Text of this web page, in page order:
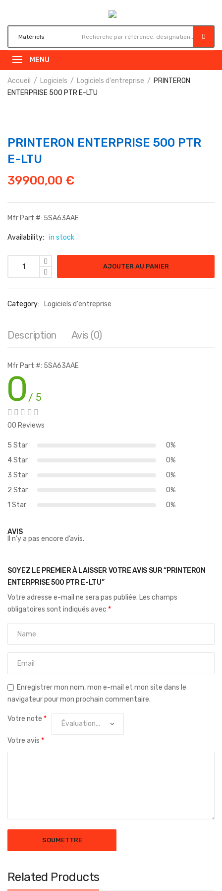
MENU
Accueil Logiciels Logiciels d'entreprise
PRINTERON
ENTERPRISE 500 PTR E-LTU
PRINTERON ENTERPRISE 500 PTR
E-LTU
39900,00 €
Mfr Part #: 5SA63AAE
Availability: in stock
quantité de PRINTERON ENTERPRISE 500 PTR E-LTU
AJOUTER AU PANIER
Category: Logiciels d'entreprise
Description Avis (0)
Mfr Part #: 5SA63AAE
0 / 5
00 Reviews
5 Star
0%
4 Star
0%
3 Star
0%
2 Star
0%
1 Star
0%
AVIS
Il n’y a pas encore d’avis.
SOYEZ LE PREMIER À LAISSER VOTRE AVIS SUR “PRINTERON
ENTERPRISE 500 PTR E-LTU”
Votre adresse e-mail ne sera pas publiée. Les champs
obligatoires sont indiqués avec *
Enregistrer mon nom, mon e-mail et mon site dans le
navigateur pour mon prochain commentaire.
Votre note *
Votre avis *
Related Products